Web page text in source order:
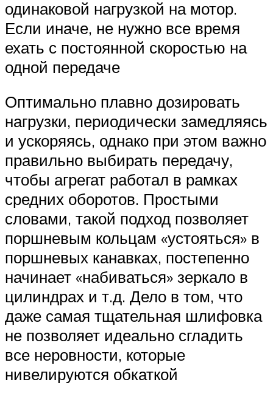
одинаковой нагрузкой на мотор.
Если иначе, не нужно все время
ехать с постоянной скоростью на
одной передаче
Оптимально плавно дозировать
нагрузки, периодически замедляясь
и ускоряясь, однако при этом важно
правильно выбирать передачу,
чтобы агрегат работал в рамках
средних оборотов. Простыми
словами, такой подход позволяет
поршневым кольцам «устояться» в
поршневых канавках, постепенно
начинает «набиваться» зеркало в
цилиндрах и т.д. Дело в том, что
даже самая тщательная шлифовка
не позволяет идеально сгладить
все неровности, которые
нивелируются обкаткой